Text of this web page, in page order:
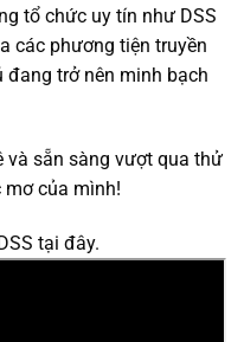
tổ chức uy tín như DSS
các phương tiện truyền
đang trở nên minh bạch
và sẵn sàng vượt qua thử
của mình!
tại đây.